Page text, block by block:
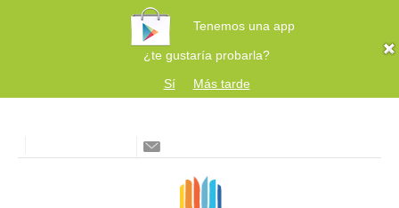
Tenemos una app
¿te gustaría probarla?
Sí
Más tarde